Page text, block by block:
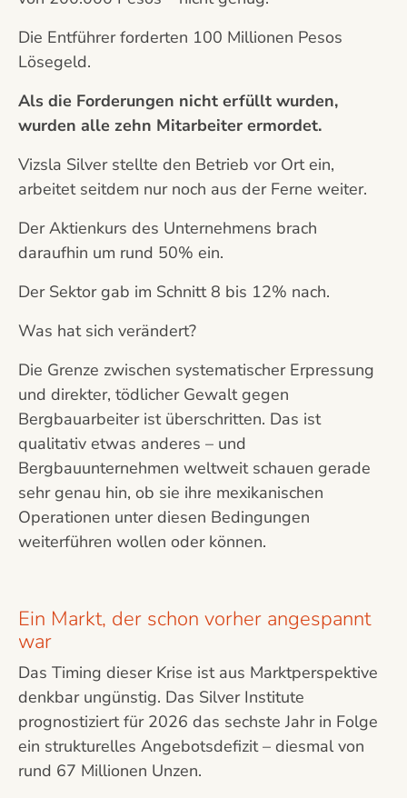
Die Entführer forderten 100 Millionen Pesos
Lösegeld.
Als die Forderungen nicht erfüllt wurden,
wurden alle zehn Mitarbeiter ermordet.
Vizsla Silver stellte den Betrieb vor Ort ein,
arbeitet seitdem nur noch aus der Ferne weiter.
Der Aktienkurs des Unternehmens brach
daraufhin um rund 50% ein.
Der Sektor gab im Schnitt 8 bis 12% nach.
Was hat sich verändert?
Die Grenze zwischen systematischer Erpressung
und direkter, tödlicher Gewalt gegen
Bergbauarbeiter ist überschritten. Das ist
qualitativ etwas anderes – und
Bergbauunternehmen weltweit schauen gerade
sehr genau hin, ob sie ihre mexikanischen
Operationen unter diesen Bedingungen
weiterführen wollen oder können.
Ein Markt, der schon vorher angespannt
war
Das Timing dieser Krise ist aus Marktperspektive
denkbar ungünstig. Das Silver Institute
prognostiziert für 2026 das sechste Jahr in Folge
ein strukturelles Angebotsdefizit – diesmal von
rund 67 Millionen Unzen.